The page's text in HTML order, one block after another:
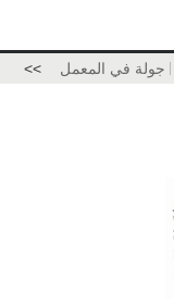
جولة في المعمل >>